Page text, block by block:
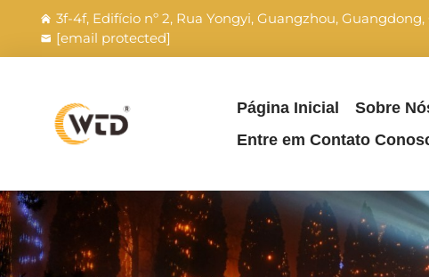
3f-4f, Edifício nº 2, Rua Yongyi, Guangzhou, Guangdong,
[email protected]
Página Inicial Sobre
Entre em Contato